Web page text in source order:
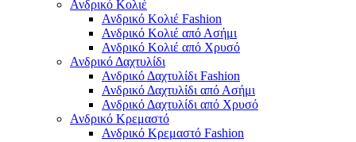
Ανδρικό Κολιέ
Ανδρικό Κολιέ Fashion
Ανδρικό Κολιέ από Ασήμι
Ανδρικό Κολιέ από Χρυσό
Ανδρικό Δαχτυλίδι
Ανδρικό Δαχτυλίδι Fashion
Ανδρικό Δαχτυλίδι από Ασήμι
Ανδρικό Δαχτυλίδι από Χρυσό
Ανδρικό Κρεμαστό
Ανδρικό Κρεμαστό Fashion